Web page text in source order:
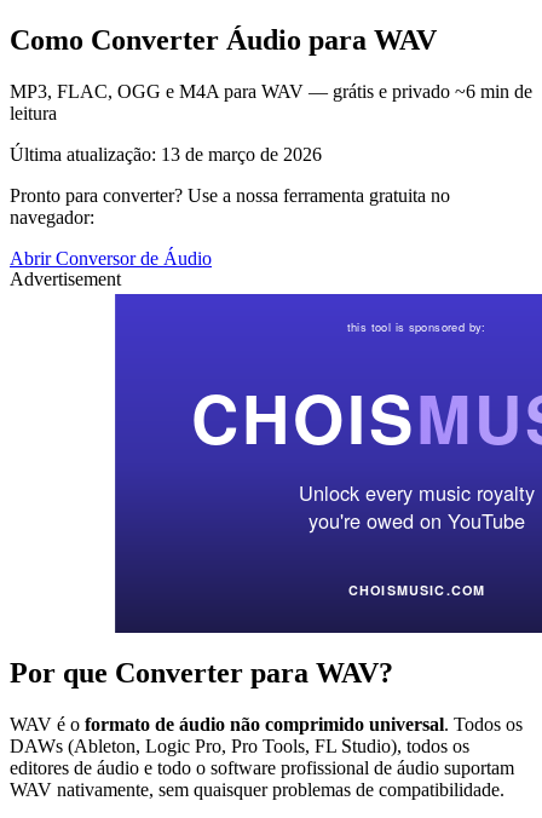
Como Converter Áudio para WAV
MP3, FLAC, OGG e M4A para WAV — grátis e privado ~6 min de
leitura
Última atualização: 13 de março de 2026
Pronto para converter? Use a nossa ferramenta gratuita no
navegador:
Abrir Conversor de Áudio
Advertisement
Por que Converter para WAV?
WAV é o formato de áudio não comprimido universal. Todos os
DAWs (Ableton, Logic Pro, Pro Tools, FL Studio), todos os
editores de áudio e todo o software profissional de áudio suportam
WAV nativamente, sem quaisquer problemas de compatibilidade.